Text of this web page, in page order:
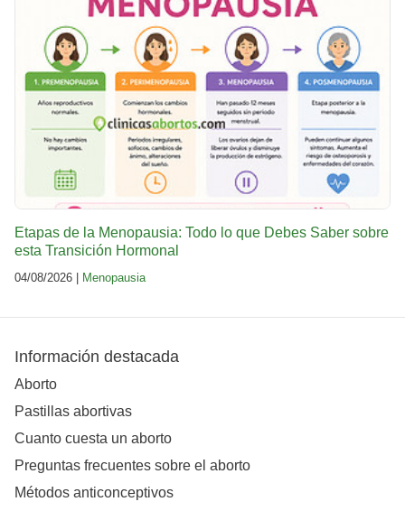
Etapas de la Menopausia: Todo lo que Debes Saber sobre
esta Transición Hormonal
04/08/2026 | Menopausia
Información destacada
Aborto
Pastillas abortivas
Cuanto cuesta un aborto
Preguntas frecuentes sobre el aborto
Métodos anticonceptivos